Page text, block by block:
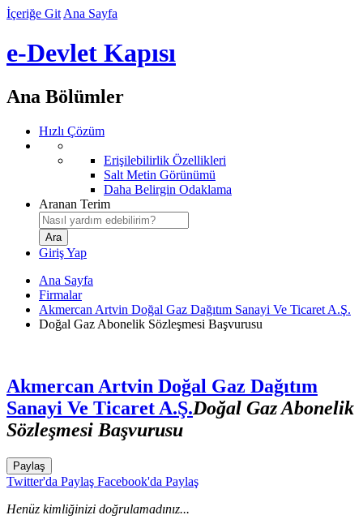
İçeriğe Git Ana Sayfa
e-Devlet Kapısı
Ana Bölümler
Hızlı Çözüm
Erişilebilirlik Özellikleri
Salt Metin Görünümü
Daha Belirgin Odaklama
Aranan Terim
Giriş Yap
Ana Sayfa
Firmalar
Akmercan Artvin Doğal Gaz Dağıtım Sanayi Ve Ticaret A.Ş.
Doğal Gaz Abonelik Sözleşmesi Başvurusu
Akmercan Artvin Doğal Gaz Dağıtım
Sanayi Ve Ticaret A.Ş.Doğal Gaz Abonelik
Sözleşmesi Başvurusu
Paylaş
Twitter'da Paylaş Facebook'da Paylaş
Henüz kimliğinizi doğrulamadınız...